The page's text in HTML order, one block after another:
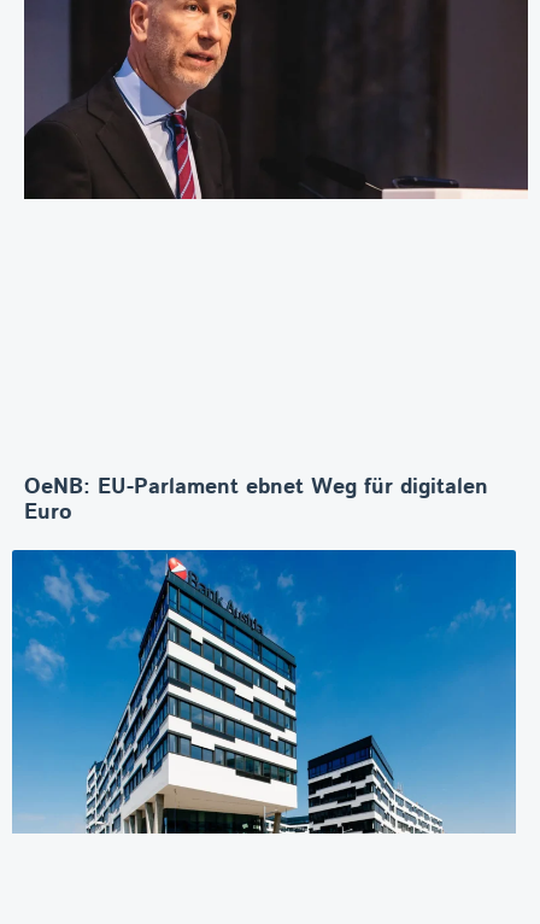
OeNB: EU-Parlament ebnet Weg für digitalen
Euro